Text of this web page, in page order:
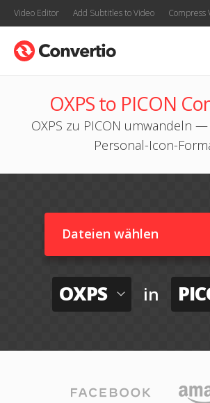
Video Editor Add Subtitles to Video Compress
OXPS to PICON
OXPS zu PICON umwandeln
Personal-Icon-
Dateien wählen
OXPS in